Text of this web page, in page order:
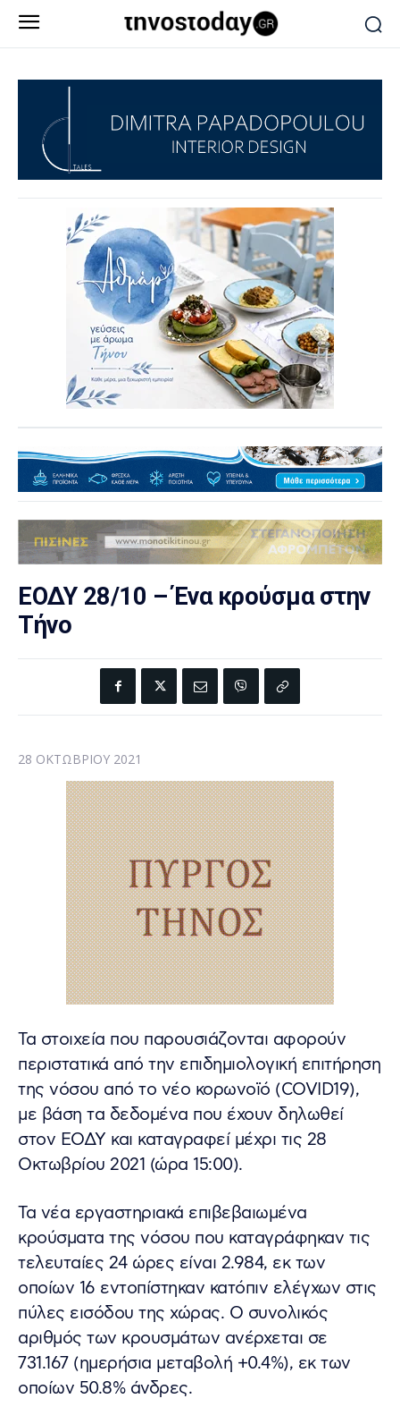
ΕΟΔΥ 28/10 – Ένα κρούσμα στην
Τήνο
28 ΟΚΤΩΒΡΊΟΥ 2021
Τα στοιχεία που παρουσιάζονται αφορούν
περιστατικά από την επιδημιολογική επιτήρηση
της νόσου από το νέο κορωνοϊό (COVID19),
με βάση τα δεδομένα που έχουν δηλωθεί
στον ΕΟΔΥ και καταγραφεί μέχρι τις 28
Οκτωβρίου 2021 (ώρα 15:00).
Τα νέα εργαστηριακά επιβεβαιωμένα
κρούσματα της νόσου που καταγράφηκαν τις
τελευταίες 24 ώρες είναι 2.984, εκ των
οποίων 16 εντοπίστηκαν κατόπιν ελέγχων στις
πύλες εισόδου της χώρας. Ο συνολικός
αριθμός των κρουσμάτων ανέρχεται σε
731.167 (ημερήσια μεταβολή +0.4%), εκ των
οποίων 50.8% άνδρες.